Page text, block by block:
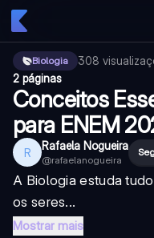
Biologia 308
2 páginas
Conceitos
para ENEM
R Rafaela Nogueira
@rafaelanogueira
A Biologia estuda
os seres...
Mostrar mais